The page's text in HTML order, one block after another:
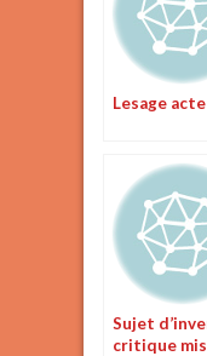
Lesage
Sujet
critique